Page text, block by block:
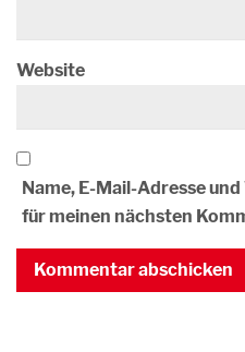
Website
Name, E-Mail-Adresse
für meinen nächsten